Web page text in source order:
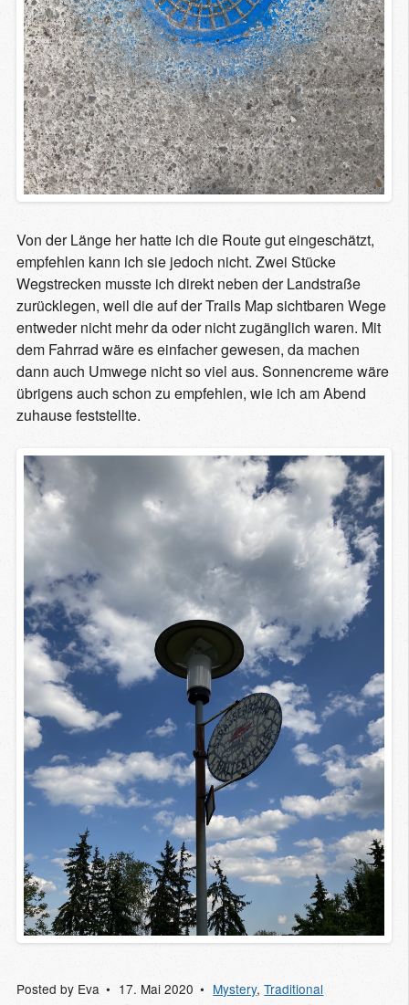
Von der Länge her hatte ich die Route gut eingeschätzt,
empfehlen kann ich sie jedoch nicht. Zwei Stücke
Wegstrecken musste ich direkt neben der Landstraße
zurücklegen, weil die auf der Trails Map sichtbaren Wege
entweder nicht mehr da oder nicht zugänglich waren. Mit
dem Fahrrad wäre es einfacher gewesen, da machen
dann auch Umwege nicht so viel aus. Sonnencreme wäre
übrigens auch schon zu empfehlen, wie ich am Abend
zuhause feststellte.
Posted by Eva 17. Mai 2020 Mystery,Traditional